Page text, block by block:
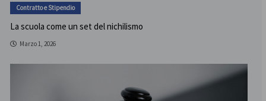
Contratto e Stipendio
La scuola come un set del nichilismo
Marzo 1, 2026